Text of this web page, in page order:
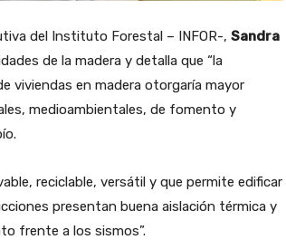
del Instituto Forestal – INFOR-, Sandra
de la madera y detalla que “la
viviendas en madera otorgaría mayor
medioambientales, de fomento y
reciclable, versátil y que permite edificar
presentan buena aislación térmica y
frente a los sismos”.